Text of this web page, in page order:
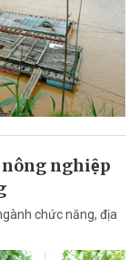
nông nghiệp
chức năng, địa